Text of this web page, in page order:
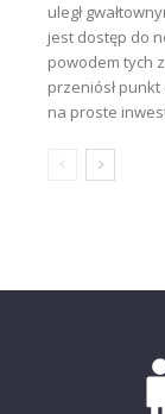
uległ
jest dostęp do
powodem tych
przeniósł
na proste